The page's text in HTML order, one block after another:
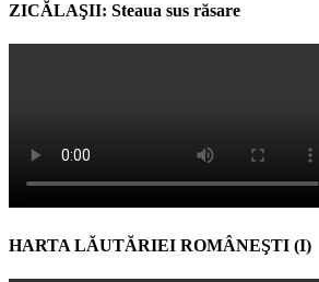
ZICĂLAŞII: Steaua sus răsare
HARTA LĂUTĂRIEI ROMÂNEŞTI (I)